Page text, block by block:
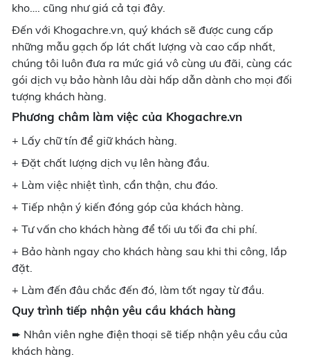
kho…. cũng như giá cả tại đây.
Đến với Khogachre.vn, quý khách sẽ được cung cấp
những mẫu gạch ốp lát chất lượng và cao cấp nhất,
chúng tôi luôn đưa ra mức giá vô cùng ưu đãi, cùng các
gói dịch vụ bảo hành lâu dài hấp dẫn dành cho mọi đối
tượng khách hàng.
Phương châm làm việc của Khogachre.vn
+ Lấy chữ tín để giữ khách hàng.
+ Đặt chất lượng dịch vụ lên hàng đầu.
+ Làm việc nhiệt tình, cẩn thận, chu đáo.
+ Tiếp nhận ý kiến đóng góp của khách hàng.
+ Tư vấn cho khách hàng để tối ưu tối đa chi phí.
+ Bảo hành ngay cho khách hàng sau khi thi công, lắp
đặt.
+ Làm đến đâu chắc đến đó, làm tốt ngay từ đầu.
Quy trình tiếp nhận yêu cầu khách hàng
➨ Nhân viên nghe điện thoại sẽ tiếp nhận yêu cầu của
khách hàng.